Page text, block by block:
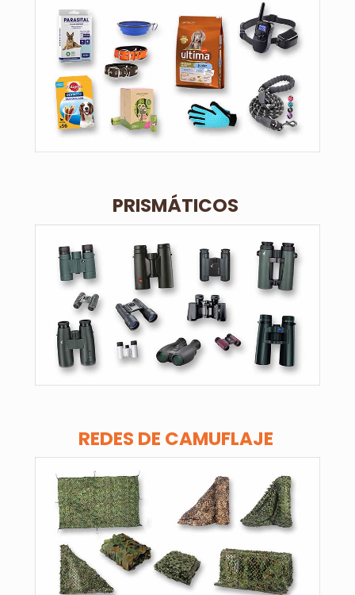
PRISMÁTICOS
REDES DE CAMUFLAJE